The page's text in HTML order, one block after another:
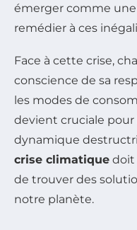
émerger comme
remédier à ces
Face à cette crise,
conscience de sa
les modes de
devient cruciale
dynamique
crise climatique doit
de trouver des
notre planète.